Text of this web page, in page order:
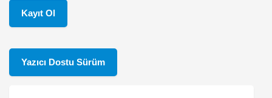
Kayıt Ol
Yazıcı Dostu Sürüm